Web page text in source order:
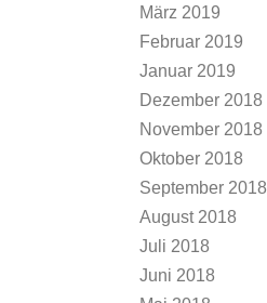
März 2019
Februar 2019
Januar 2019
Dezember 2018
November 2018
Oktober 2018
September 2018
August 2018
Juli 2018
Juni 2018